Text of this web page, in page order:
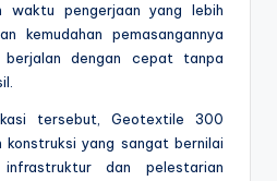
waktu pengerjaan yang lebih
kemudahan pemasangannya
berjalan dengan cepat tanpa
tersebut, Geotextile 300
konstruksi yang sangat bernilai
dan pelestarian